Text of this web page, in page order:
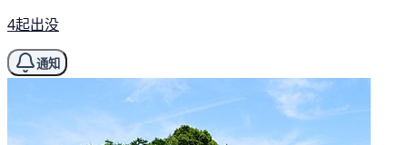
4起出没
通知